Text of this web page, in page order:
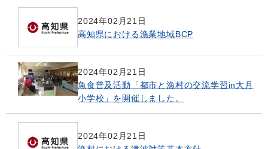
2024年02月21日
高知県における漁業地域BCP
2024年02月21日
魚食普及活動「都市と漁村の交流学習in大月
小学校」を開催しました。
2024年02月21日